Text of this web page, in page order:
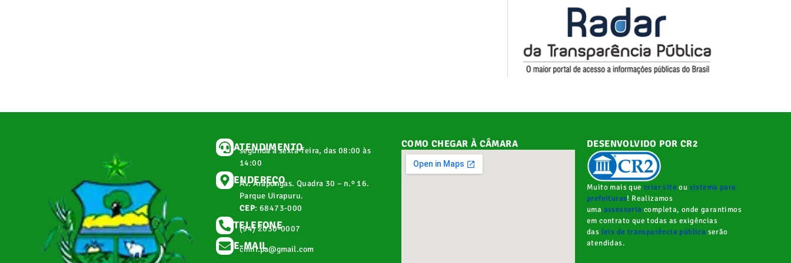
ATENDIMENTO
segunda a sexta-feira, das 08:00 às
14:00
ENDEREÇO
Av. Arapongas. Quadra 30 – n.º 16.
Parque Uirapuru.
CEP: 68473-000
TELEFONE
(94) 2030-0007
E-MAIL
cmnr.pa@gmail.com
COMO CHEGAR À CÂMARA DESENVOLVIDO POR CR2
Muito mais quecriar site ou sistema para
prefeituras! Realizamos
uma assessoria completa, onde garantimos
em contrato que todas as exigências
das leis de transparência pública serão
atendidas.